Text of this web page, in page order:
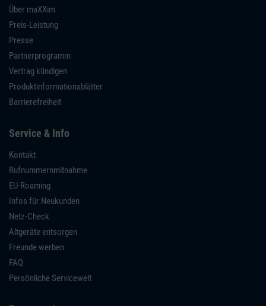
Über maXXim
Preis-Leistung
Presse
Partnerprogramm
Vertrag kündigen
Produktinformationsblätter
Barrierefreiheit
Service & Info
Kontakt
Rufnummernmitnahme
EU-Roaming
Infos für Neukunden
Netz-Check
Altgeräte entsorgen
Freunde werben
FAQ
Persönliche Servicewelt